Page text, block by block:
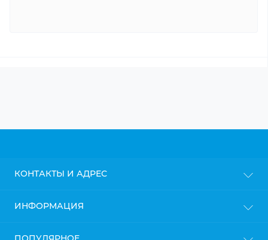
КОНТАКТЫ И АДРЕС
ИНФОРМАЦИЯ